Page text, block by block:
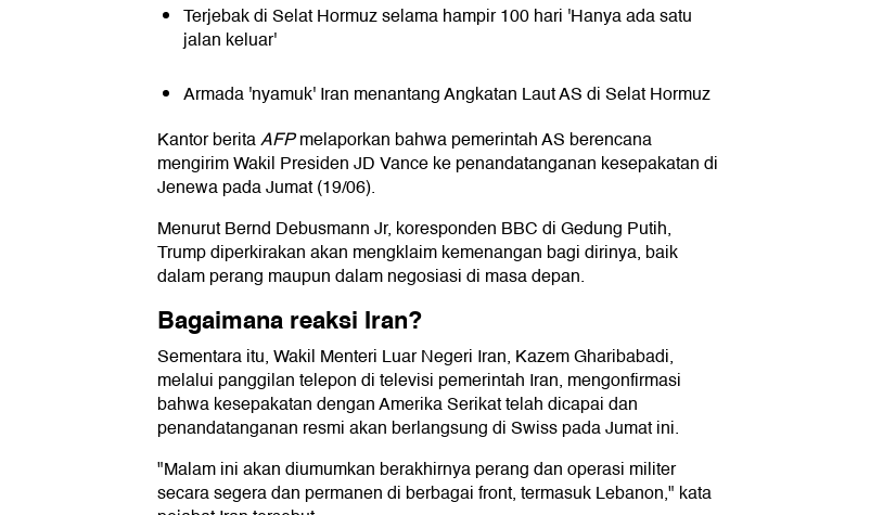
Terjebak di Selat Hormuz selama hampir 100 hari 'Hanya ada satu
jalan keluar'
Armada 'nyamuk' Iran menantang Angkatan Laut AS di Selat Hormuz
Kantor beritaAFPmelaporkan bahwa pemerintah AS berencana
mengirim Wakil Presiden JD Vance ke penandatanganan kesepakatan di
Jenewa pada Jumat (19/06).
Menurut Bernd Debusmann Jr, koresponden BBC di Gedung Putih,
Trump diperkirakan akan mengklaim kemenangan bagi dirinya, baik
dalam perang maupun dalam negosiasi di masa depan.
Bagaimana reaksi Iran?
Sementara itu, Wakil Menteri Luar Negeri Iran, Kazem Gharibabadi,
melalui panggilan telepon di televisi pemerintah Iran, mengonfirmasi
bahwa kesepakatan dengan Amerika Serikat telah dicapai dan
penandatanganan resmi akan berlangsung di Swiss pada Jumat ini.
"Malam ini akan diumumkan berakhirnya perang dan operasi militer
secara segera dan permanen di berbagai front, termasuk Lebanon," kata